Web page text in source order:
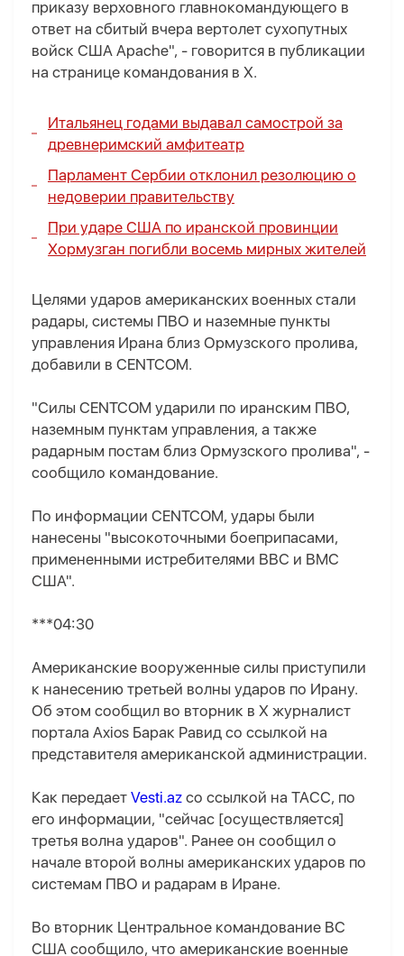
приказу верховного главнокомандующего в
ответ на сбитый вчера вертолет сухопутных
войск США Apache", - говорится в публикации
на странице командования в X.
Итальянец годами выдавал самострой за
древнеримский амфитеатр
Парламент Сербии отклонил резолюцию о
недоверии правительству
При ударе США по иранской провинции
Хормузган погибли восемь мирных жителей
Целями ударов американских военных стали
радары, системы ПВО и наземные пункты
управления Ирана близ Ормузского пролива,
добавили в CENTCOM.
"Силы CENTCOM ударили по иранским ПВО,
наземным пунктам управления, а также
радарным постам близ Ормузского пролива", -
сообщило командование.
По информации CENTCOM, удары были
нанесены "высокоточными боеприпасами,
примененными истребителями ВВС и ВМС
США".
***04:30
Американские вооруженные силы приступили
к нанесению третьей волны ударов по Ирану.
Об этом сообщил во вторник в X журналист
портала Axios Барак Равид со ссылкой на
представителя американской администрации.
Как передает Vesti.az со ссылкой на ТАСС, по
его информации, "сейчас [осуществляется]
третья волна ударов". Ранее он сообщил о
начале второй волны американских ударов по
системам ПВО и радарам в Иране.
Во вторник Центральное командование ВС
США сообщило, что американские военные